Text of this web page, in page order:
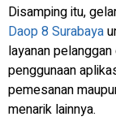
Disamping itu,
Daop 8 Surabaya
layanan
penggunaan
pemesanan
menarik lainnya.